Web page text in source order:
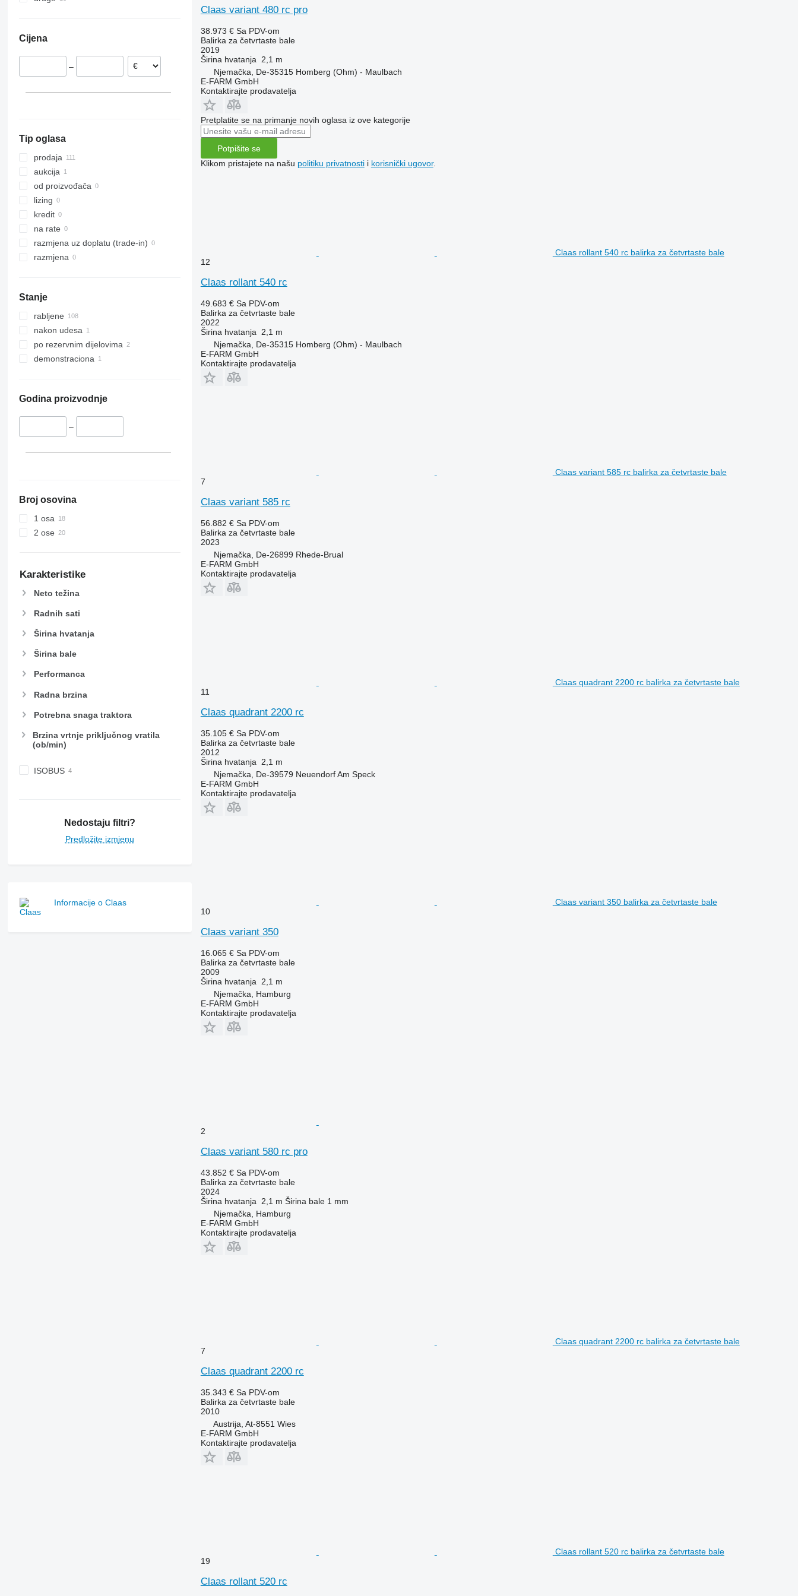
Letonija
Slovačka
Cijena
–
Tip oglasa
prodaja
aukcija
od proizvođača
lizing
kredit
na rate
razmjena uz doplatu (trade-in)
razmjena
Stanje
rabljene
nakon udesa
po rezervnim dijelovima
demonstraciona
Godina proizvodnje
–
Broj osovina
1 osa
2 ose
Karakteristike
Neto težina
Radnih sati
Širina hvatanja
Širina bale
Performanca
Radna brzina
Potrebna snaga traktora
Brzina vrtnje priključnog vratila
(ob/min)
ISOBUS
Nedostaju filtri?
Predložite izmjenu
Informacije o Claas
Claas variant 480 rc pro
38.973 € Sa PDV-om
Balirka za četvrtaste bale
2019
Širina hvatanja
2,1 m
Njemačka, De-35315 Homberg (Ohm) - Maulbach
E-FARM GmbH
Kontaktirajte prodavatelja
Pretplatite se na primanje novih oglasa iz ove kategorije
Potpišite se
Klikom pristajete na našu politiku privatnostii korisnički ugovor.
Claas rollant 540 rc balirka za četvrtaste bale
12
Claas rollant 540 rc
49.683 € Sa PDV-om
Balirka za četvrtaste bale
2022
Širina hvatanja
2,1 m
Njemačka, De-35315 Homberg (Ohm) - Maulbach
E-FARM GmbH
Kontaktirajte prodavatelja
Claas variant 585 rc balirka za četvrtaste bale
7
Claas variant 585 rc
56.882 € Sa PDV-om
Balirka za četvrtaste bale
2023
Njemačka, De-26899 Rhede-Brual
E-FARM GmbH
Kontaktirajte prodavatelja
Claas quadrant 2200 rc balirka za četvrtaste bale
11
Claas quadrant 2200 rc
35.105 € Sa PDV-om
Balirka za četvrtaste bale
2012
Širina hvatanja
2,1 m
Njemačka, De-39579 Neuendorf Am Speck
E-FARM GmbH
Kontaktirajte prodavatelja
Claas variant 350 balirka za četvrtaste bale
10
Claas variant 350
16.065 € Sa PDV-om
Balirka za četvrtaste bale
2009
Širina hvatanja
2,1 m
Njemačka, Hamburg
E-FARM GmbH
Kontaktirajte prodavatelja
2
Claas variant 580 rc pro
43.852 € Sa PDV-om
Balirka za četvrtaste bale
2024
Širina hvatanja
2,1 m Širina bale 1 mm
Njemačka, Hamburg
E-FARM GmbH
Kontaktirajte prodavatelja
Claas quadrant 2200 rc balirka za četvrtaste bale
7
Claas quadrant 2200 rc
35.343 € Sa PDV-om
Balirka za četvrtaste bale
2010
Austrija, At-8551 Wies
E-FARM GmbH
Kontaktirajte prodavatelja
Claas rollant 520 rc balirka za četvrtaste bale
19
Claas rollant 520 rc